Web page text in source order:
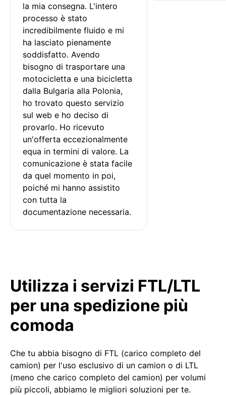
la mia consegna. L'intero
processo è stato
incredibilmente fluido e mi
ha lasciato pienamente
soddisfatto. Avendo
bisogno di trasportare una
motocicletta e una bicicletta
dalla Bulgaria alla Polonia,
ho trovato questo servizio
sul web e ho deciso di
provarlo. Ho ricevuto
un'offerta eccezionalmente
equa in termini di valore. La
comunicazione è stata facile
da quel momento in poi,
poiché mi hanno assistito
con tutta la
documentazione necessaria.
Utilizza i servizi FTL/LTL
per una spedizione più
comoda
Che tu abbia bisogno di FTL (carico completo del
camion) per l'uso esclusivo di un camion o di LTL
(meno che carico completo del camion) per volumi
più piccoli, abbiamo le migliori soluzioni per te.